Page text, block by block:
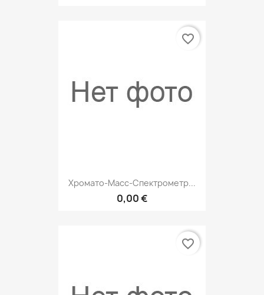
Хромато-Масс-Спектрометр...
0,00 €
favorite_border
favorite_border